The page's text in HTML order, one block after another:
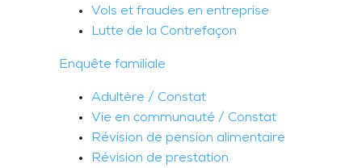
Vols et fraudes en entreprise
Lutte de la Contrefaçon
Enquête familiale
Adultère / Constat
Vie en communauté / Constat
Révision de pension alimentaire
Révision de prestation